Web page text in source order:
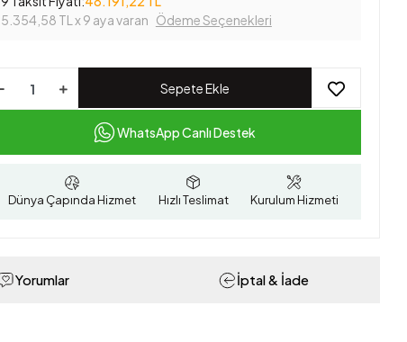
5.354,58 TL x 9 aya varan Ödeme Seçenekleri
Sepete Ekle
WhatsApp Canlı Destek
Dünya Çapında Hizmet Hızlı Teslimat Kurulum Hizmeti
Yorumlar İptal & İade